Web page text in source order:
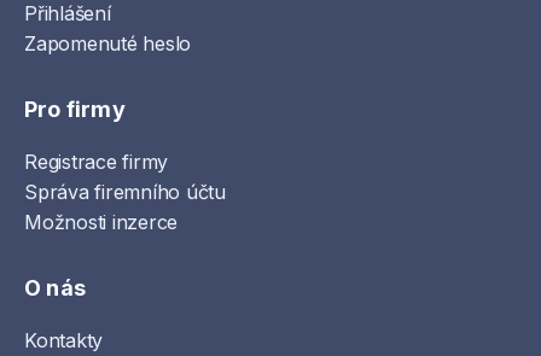
Přihlášení
Zapomenuté heslo
Pro firmy
Registrace firmy
Správa firemního účtu
Možnosti inzerce
O nás
Kontakty